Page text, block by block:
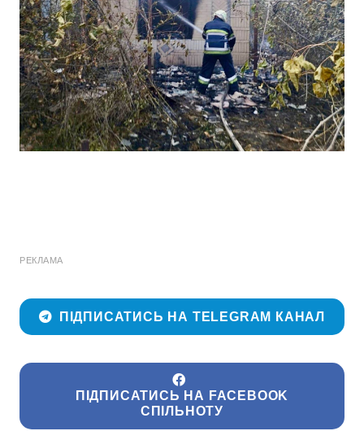
РЕКЛАМА
ПІДПИСАТИСЬ НА TELEGRAM КАНАЛ
ПІДПИСАТИСЬ НА FACEBOOK
СПІЛЬНОТУ